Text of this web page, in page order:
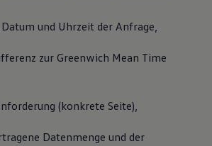
Datum und Uhrzeit der Anfrage,
zur Greenwich Mean Time
(konkrete Seite),
Datenmenge und der